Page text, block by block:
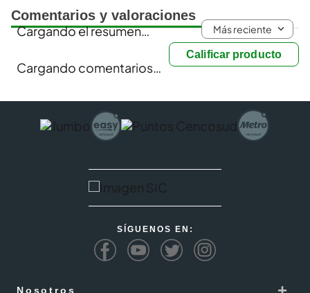
Comentarios y valoraciones
Calificar producto
Cargando el resumen… Más reciente
Cargando comentarios…
SÍGUENOS EN:
Nosotros